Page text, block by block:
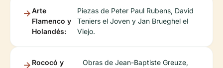
Arte
Flamenco y
Holandés:
Piezas de Peter Paul Rubens, David
Teniers el Joven y Jan Brueghel el
Viejo.
Rococó y
Obras de Jean-Baptiste Greuze,